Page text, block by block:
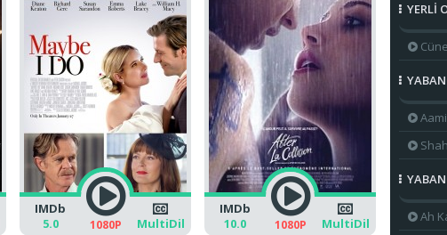
IMDb
5.0
1080P MultiDil
IMDb
10.0
1080P MultiDil
YERLİ
Ah